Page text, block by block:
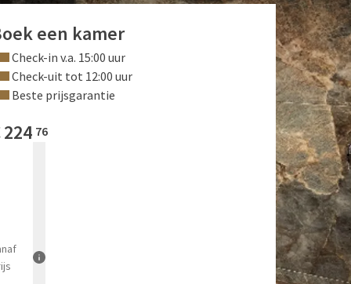
een kamer
Check-in v.a. 15:00 uur
Check-uit tot 12:00 uur
Beste prijsgarantie
224 76